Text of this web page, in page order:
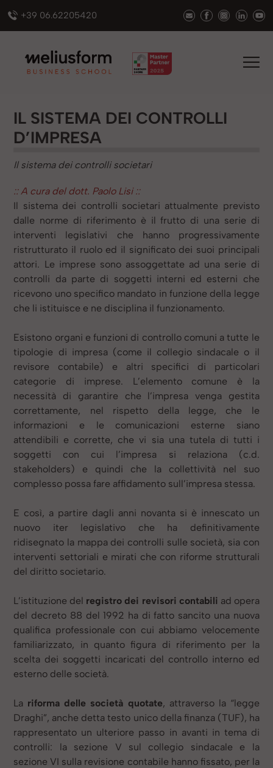
+39 06.62205420
IL SISTEMA DEI CONTROLLI
D’IMPRESA
Il sistema dei controlli societari
:: A cura del dott. Paolo Lisi ::
Il sistema dei controlli societari attualmente previsto
dalle norme di riferimento è il frutto di una serie di
interventi legislativi che hanno progressivamente
ristrutturato il ruolo ed il significato dei suoi principali
attori. Le imprese sono assoggettate ad una serie di
controlli da parte di soggetti interni ed esterni che
ricevono uno specifico mandato in funzione della legge
che li istituisce e ne disciplina il funzionamento.
Esistono organi e funzioni di controllo comuni a tutte le
tipologie di impresa (come il collegio sindacale o il
revisore contabile) e altri specifici di particolari
categorie di imprese. L’elemento comune è la
necessità di garantire che l’impresa venga gestita
correttamente, nel rispetto della legge, che le
informazioni e le comunicazioni esterne siano
attendibili e corrette, che vi sia una tutela di tutti i
soggetti con cui l’impresa si relaziona (c.d.
stakeholders) e quindi che la collettività nel suo
complesso possa fare affidamento sull’impresa stessa.
E così, a partire dagli anni novanta si è innescato un
nuovo iter legislativo che ha definitivamente
ridisegnato la mappa dei controlli sulle società, sia con
interventi settoriali e mirati che con riforme strutturali
del diritto societario.
L’istituzione del registro dei revisori contabili ad opera
del decreto 88 del 1992 ha di fatto sancito una nuova
qualifica professionale con cui abbiamo velocemente
familiarizzato, in quanto figura di riferimento per la
scelta dei soggetti incaricati del controllo interno ed
esterno delle società.
La riforma delle società quotate, attraverso la “legge
Draghi”, anche detta testo unico della finanza (TUF), ha
rappresentato un ulteriore passo in avanti in tema di
controlli: la sezione V sul collegio sindacale e la
sezione VI sulla revisione contabile hanno fissato, per la